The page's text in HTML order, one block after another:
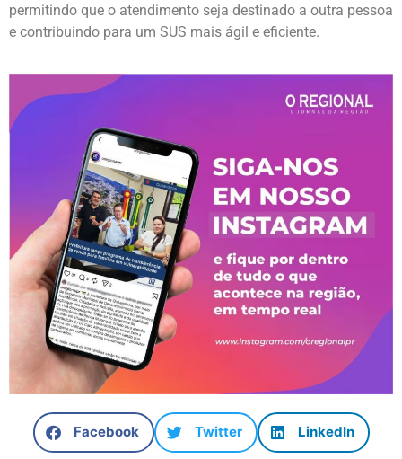
permitindo que o atendimento seja destinado a outra pessoa
e contribuindo para um SUS mais ágil e eficiente.
Facebook Twitter LinkedIn